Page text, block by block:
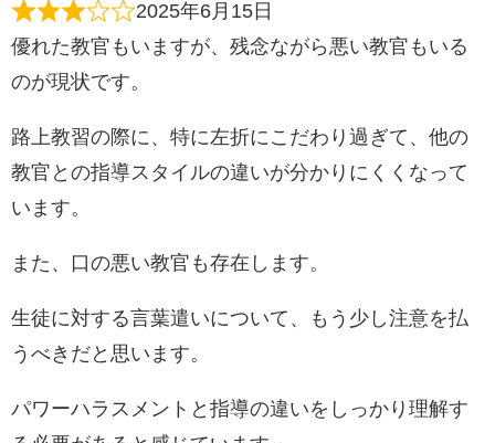
2025年6月15日
優れた教官もいますが、残念ながら悪い教官もいる
のが現状です。
路上教習の際に、特に左折にこだわり過ぎて、他の
教官との指導スタイルの違いが分かりにくくなって
います。
また、口の悪い教官も存在します。
生徒に対する言葉遣いについて、もう少し注意を払
うべきだと思います。
パワーハラスメントと指導の違いをしっかり理解す